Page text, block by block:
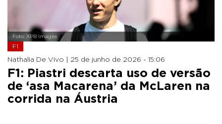
Foto: XPB Images
F1
Nathalia De Vivo | 25 de junho de 2026 - 15:06
F1: Piastri descarta uso de versão
de ‘asa Macarena’ da McLaren na
corrida na Áustria